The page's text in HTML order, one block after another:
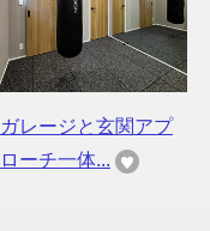
ガレージと玄関アプ
ローチ一体...